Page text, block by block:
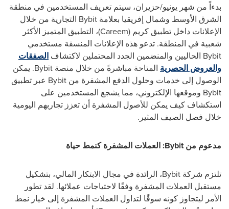
بدءاً من شهر يونيو/حزيران، سيتم تعريف المستخدمين في منطقة
الشرق الأوسط وشمال إفريقيا بعلامة Bybit التجارية من خلال
الإعلانات داخل تطبيق كريم (Careem)، التطبيق المتميز الأكثر
شعبية في المنطقة. تدعو هذه الإعلانات المنسقة مستخدمي
Bybit الحاليين والمنضمين الجدد المحتملين لاكتشاف الصفقات
والعروض الحصرية المتاحة مباشرةً من خلال منصة Bybit. يمكن
الوصول إلى خدمات وحلول الدفع المشفرة من Bybit عبر تطبيق
Bybit وموقعها الإلكتروني، مما يشجع المستخدمين على
استكشاف كيف يمكن للأصول المشفرة أن تعزز تجاربهم اليومية
خلال فصل الصيف المثير.
مدعوم منBybit: العملات المشفرة كنمط حياة
تلتزم شركة Bybit، الرائدة في مجال الابتكار المالي، بتشكيل
مستقبل العملات المشفرة وفقًا لاحتياجات عملائها. لقد تطور
الأمر ليتجاوز كونه سوقًا لتداول العملات المشفرة إلى خيار نمط